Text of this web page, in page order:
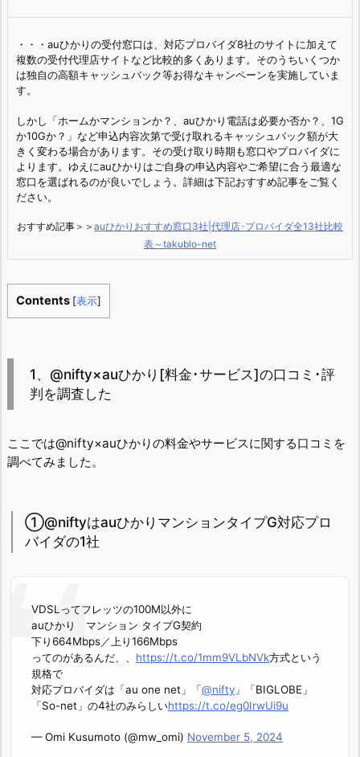
・・・auひかりの受付窓口は、対応プロバイダ8社のサイトに加えて
複数の受付代理店サイトなど比較的多くあります。そのうちいくつか
は独自の高額キャッシュバック等お得なキャンペーンを実施していま
す。
しかし「ホームかマンションか？、auひかり電話は必要か否か？、1G
か10Gか？」など申込内容次第で受け取れるキャッシュバック額が大
きく変わる場合があります。その受け取り時期も窓口やプロバイダに
よります。ゆえにauひかりはご自身の申込内容やご希望に合う最適な
窓口を選ばれるのが良いでしょう。詳細は下記おすすめ記事をご覧く
ださい。
おすすめ記事＞＞ auひかりおすすめ窓口3社|代理店･プロバイダ全13社比較
表～takublo-net
Contents [表示]
1、@nifty×auひかり[料金･サービス]の口コミ･評
判を調査した
ここでは@nifty×auひかりの料金やサービスに関する口コミを
調べてみました。
①@niftyはauひかりマンションタイプG対応プロ
バイダの1社
VDSLってフレッツの100M以外に
auひかり マンション タイプG契約
下り664Mbps／上り166Mbps
ってのがあるんだ、、 https://t.co/1mm9VLbNVk方式という
規格で
対応プロバイダは「au one net」「@nifty 」「BIGLOBE」
「So-net」の4社のみらしいhttps://t.co/eg0IrwUi9u
— Omi Kusumoto (@mw_omi) November 5, 2024